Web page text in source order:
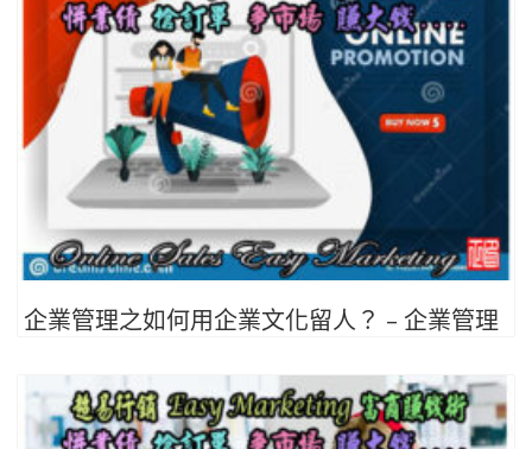
企業管理之如何用企業文化留人？ – 企業管理